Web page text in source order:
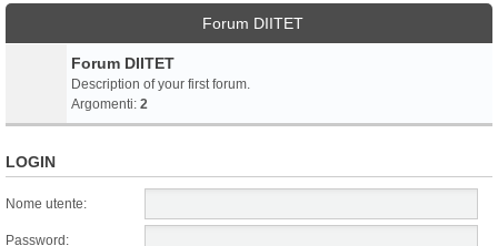
Forum DIITET
Forum DIITET
Description of your first forum.
Argomenti: 2
LOGIN
Nome utente:
Password: